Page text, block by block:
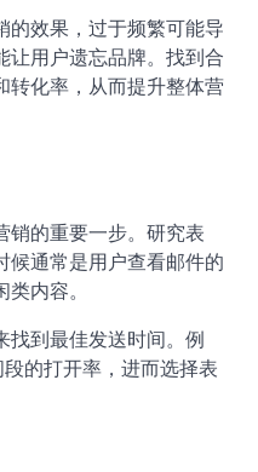
的效果，过于频繁可能导
让用户遗忘品牌。找到合
转化率，从而提升整体营
销的重要一步。研究表
候通常是用户查看邮件的
内容。
找到最佳发送时间。例
的打开率，进而选择表